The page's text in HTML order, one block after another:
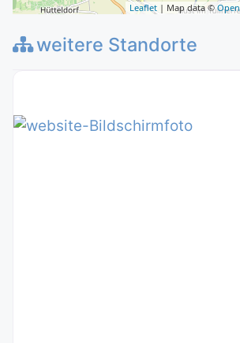
Leaflet | Map data ©
weitere Standorte